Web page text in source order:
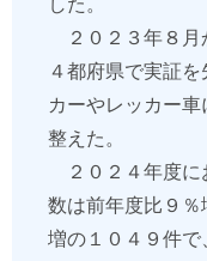
した。
２０２３年８月
４都府県で実証
カーやレッカー
整えた。
２０２４年度に
数は前年度比９％
増の１０４９件